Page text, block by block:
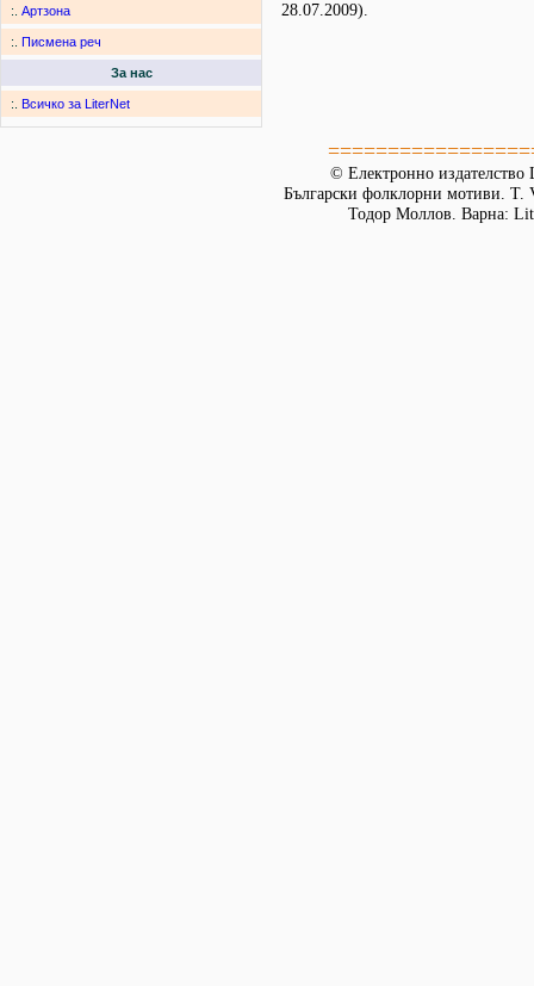
:. Артзона
:. Писмена реч
За нас
:. Всичко за LiterNet
28.07.2009).
© Електронно издателство
Български фолклорни мотиви.
Тодор Моллов. Варна: